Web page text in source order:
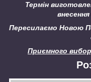
Термін
Пересилаємо Новою
Приємного